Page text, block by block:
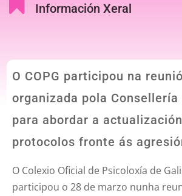
Información Xeral
O COPG participou na
organizada pola Consellería
para abordar a
protocolos fronte ás
O Colexio Oficial de Psicoloxía de
participou o 28 de marzo nunha